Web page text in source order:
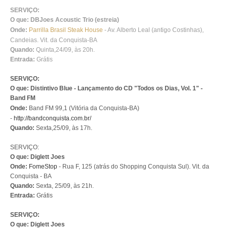
SERVIÇO:
O que: DBJoes Acoustic Trio (estreia)
Onde: Parrilla Brasil Steak House - Av. Alberto Leal (antigo Costinhas),
Candeias. Vit. da Conquista-BA
Quando: Quinta,24/09, às 20h.
Entrada: Grátis
SERVIÇO:
O que: Distintivo Blue - Lançamento do CD "Todos os Dias, Vol. 1" -
Band FM
Onde: Band FM 99,1 (Vitória da Conquista-BA)
- http://bandconquista.com.br/
Quando: Sexta,25/09, às 17h.
SERVIÇO:
O que: Diglett Joes
Onde: FomeStop - Rua F, 125 (atrás do Shopping Conquista Sul). Vit. da
Conquista - BA
Quando: Sexta, 25/09, às 21h.
Entrada: Grátis
SERVIÇO:
O que: Diglett Joes